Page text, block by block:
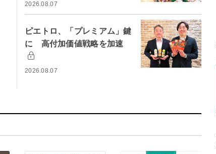
2026.08.07
ピエトロ、「プレミアム」鍵
に 高付加価値戦略を加速
2026.08.07